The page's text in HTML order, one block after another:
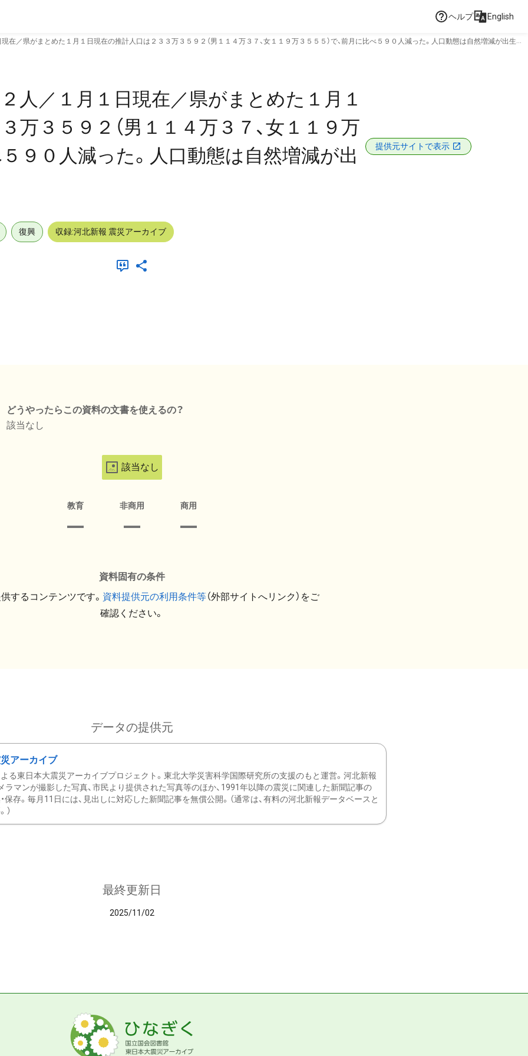
ヘルプ English
在／県がまとめた１月１日現在の推計人口は２３３万３５９２（男１１４万３７、女１１９万３５５５）で、前月に比べ５９０人減った。人口動態は自然増減が出生１
人／１月１日現在／県がまとめた１月１
万３５９２（男１１４万３７、女１１９万
５９０人減った。人口動態は自然増減が出
提供元サイトで表示
復興 収録:河北新報 震災アーカイブ
どうやったらこの資料の文書を使えるの？
該当なし
該当なし
教育 非商用 商用
資料固有の条件
するコンテンツです。 資料提供元の利用条件等（外部サイトへリンク）をご
確認ください。
データの提供元
アーカイブ
る東日本大震災アーカイブプロジェクト。東北大学災害科学国際研究所の支援のもと運営。河北新報
ラマンが撮影した写真、市民より提供された写真等のほか、1991年以降の震災に関連した新聞記事の
保存。毎月11日には、見出しに対応した新聞記事を無償公開。（通常は、有料の河北新報データベースと
）
最終更新日
2025/11/02